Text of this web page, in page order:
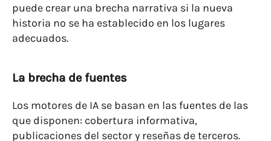
puede crear una brecha narrativa si la nueva
historia no se ha establecido en los lugares
adecuados.
La brecha de fuentes
Los motores de IA se basan en las fuentes de las
que disponen: cobertura informativa,
publicaciones del sector y reseñas de terceros.